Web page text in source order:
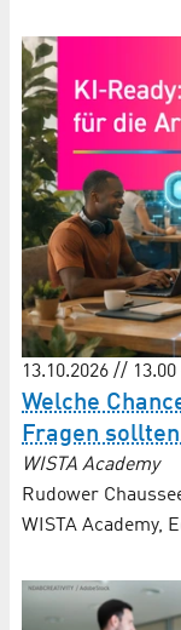
13.10.2026 // 13.00
Welche
Fragen
WISTA Academy
Rudower
WISTA Academy,